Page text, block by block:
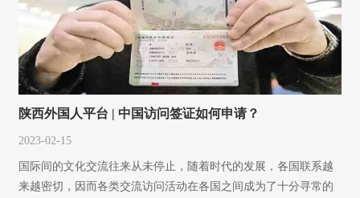
陕西外国人平台 | 中国访问签证如何申请？
2023-02-15
国际间的文化交流往来从未停止，随着时代的发展，各国联系越
来越密切，因而各类交流访问活动在各国之间成为了十分寻常的